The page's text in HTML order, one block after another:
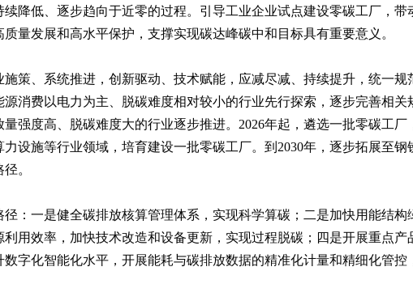
降低、逐步趋向于近零的过程。引导工业企业试点建设零碳工厂，带
量发展和高水平保护，支撑实现碳达峰碳中和目标具有重要意义。
施策、系统推进，创新驱动、技术赋能，应减尽减、持续提升，统一
消费以电力为主、脱碳难度相对较小的行业先行探索，逐步完善相关
强度高、脱碳难度大的行业逐步推进。2026年起，遴选一批零碳工厂
设施等行业领域，培育建设一批零碳工厂。到2030年，逐步拓展至钢
。
径：一是健全碳排放核算管理体系，实现科学算碳；二是加快用能结
用效率，加快技术改造和设备更新，实现过程脱碳；四是开展重点
字化智能化水平，开展能耗与碳排放数据的精准化计量和精细化管